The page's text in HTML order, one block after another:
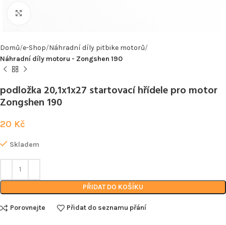
Domů e-Shop Náhradní díly pitbike motorů
Náhradní díly motoru - Zongshen 190
podložka 20,1x1x27 startovací hřídele pro motor
Zongshen 190
20 Kč
Skladem
PŘIDAT DO KOŠÍKU
Porovnejte Přidat do seznamu přání